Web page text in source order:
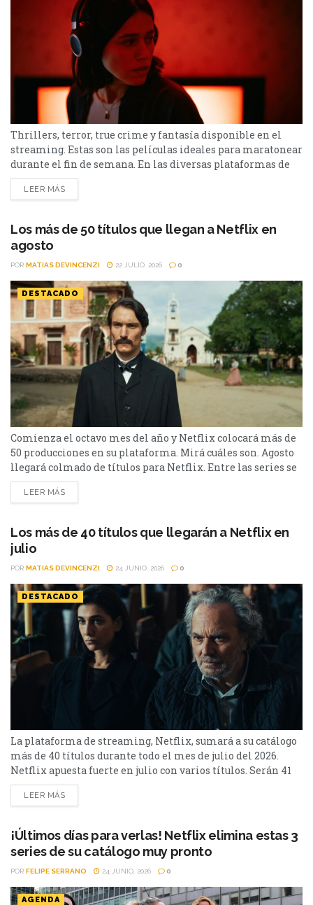
Thrillers, terror, true crime y fantasía disponible en el
streaming. Estas son las películas ideales para maratonear
durante el fin de semana. En las diversas plataformas de
streaming aparecen propuestas para todos los gustos: desde
un thriller español cargado de tensión y conspiraciones,
película de terror psicológico y el esperado regreso de...
LEER MÁS
Los más de 50 títulos que llegan a Netflix en
agosto
POR MATIAS DEVINCENZI 22 JULIO, 2026 0
DESTACADO
Comienza el octavo mes del año y Netflix colocará más de
50 producciones en su plataforma. Mirá cuáles son. Agosto
llegará colmado de títulos para Netflix. Entre las series se
destacan: Moria y la segunda parte de Cien Años de
Soledad, además de Toda la verdad de mis mentiras. Como
de...
LEER MÁS
Los más de 40 títulos que llegarán a Netflix en
julio
POR MATIAS DEVINCENZI 24 JUNIO, 2026 0
DESTACADO
La plataforma de streaming, Netflix, sumará a su catálogo
más de 40 títulos durante todo el mes de julio del 2026.
Netflix apuesta fuerte en julio con varios títulos. Serán 41
en total, entre los que se destacan: La casa de la pradera,
Heartstopper Forever y Enola Holmes 3. La lista completa,
LEER MÁS
¡Últimos días para verlas! Netflix elimina estas 3
series de su catálogo muy pronto
POR FELIPE SERRANO 24 JUNIO, 2026 0
AGENDA